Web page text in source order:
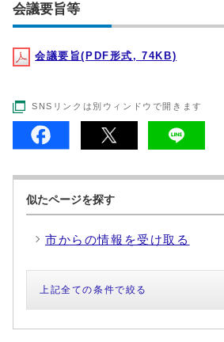
会議要旨等
会議要旨(PDF形式, 74KB)
SNSリンクは別ウィンドウで開きます
似たページを探す
市からの情報を受け取る
上記全ての条件で絞る